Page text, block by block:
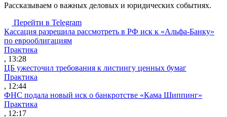
Рассказываем о важных деловых и юридических событиях.
Перейти в Telegram
Кассация разрешила рассмотреть в РФ иск к «Альфа-Банку»
по еврооблигациям
Практика
, 13:28
ЦБ ужесточил требования к листингу ценных бумаг
Практика
, 12:44
ФНС подала новый иск о банкротстве «Кама Шиппинг»
Практика
, 12:17